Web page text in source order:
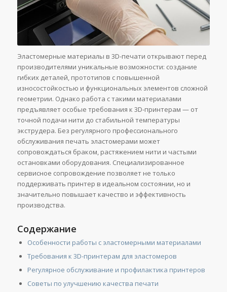
Эластомерные материалы в 3D-печати открывают перед
производителями уникальные возможности: создание
гибких деталей, прототипов с повышенной
износостойкостью и функциональных элементов сложной
геометрии. Однако работа с такими материалами
предъявляет особые требования к 3D-принтерам — от
точной подачи нити до стабильной температуры
экструдера. Без регулярного профессионального
обслуживания печать эластомерами может
сопровождаться браком, растяжением нити и частыми
остановками оборудования. Специализированное
сервисное сопровождение позволяет не только
поддерживать принтер в идеальном состоянии, но и
значительно повышает качество и эффективность
производства.
Содержание
Особенности работы с эластомерными материалами
Требования к 3D-принтерам для эластомеров
Регулярное обслуживание и профилактика принтеров
Советы по улучшению качества печати